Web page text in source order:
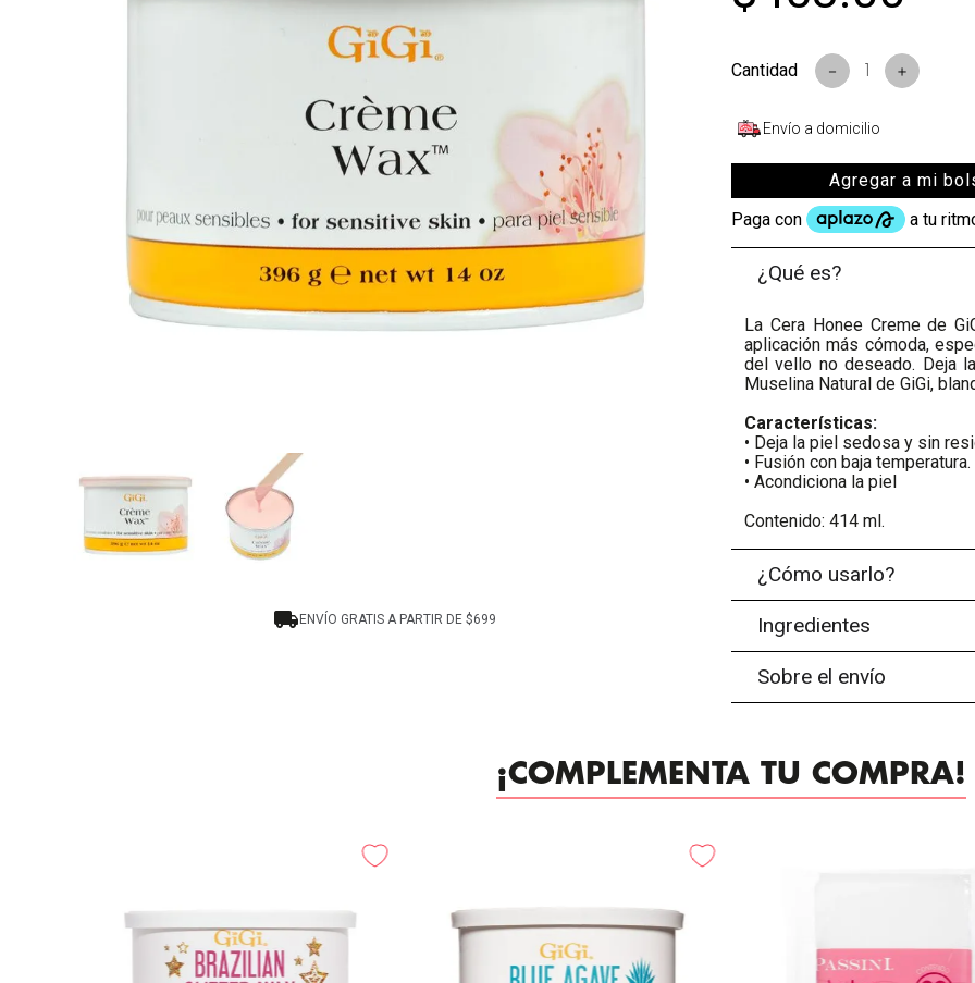
ENVÍO GRATIS A PARTIR DE $699
＋
－
Envío a domicilio
Agregar a mi
¿Qué es?
La Cera Honee Creme de
aplicación más cómoda,
del vello no deseado. Deja
Muselina Natural de GiGi,
Características:
• Deja la piel sedosa y sin
• Fusión con baja temperatura.
• Acondiciona la piel
Contenido: 414 ml.
¿Cómo usarlo?
Ingredientes
Sobre el envío
¡COMPLEMENTA TU COMPRA!
8. protectores termicos
tinte
10. naked hair